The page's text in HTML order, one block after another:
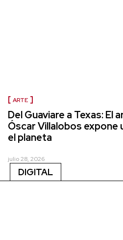
ARTE
Del Guaviare a Texas: El
Óscar Villalobos expone
el planeta
julio 28, 2026
DIGITAL